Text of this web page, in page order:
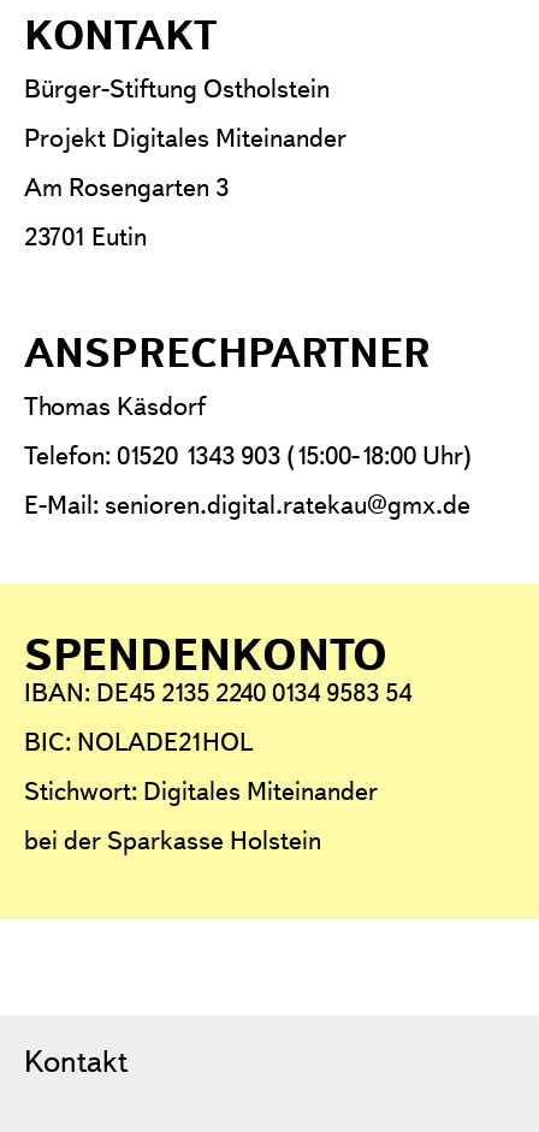
KONTAKT
Bürger-Stiftung Ostholstein
Projekt Digitales Miteinander
Am Rosengarten 3
23701 Eutin
ANSPRECHPARTNER
Thomas Käsdorf
Telefon: 01520 1343 903 (15:00-18:00 Uhr)
E-Mail: senioren.digital.ratekau@gmx.de
SPENDENKONTO
IBAN: DE45 2135 2240 0134 9583 54
BIC: NOLADE21HOL
Stichwort: Digitales Miteinander
bei der Sparkasse Holstein
Kontakt